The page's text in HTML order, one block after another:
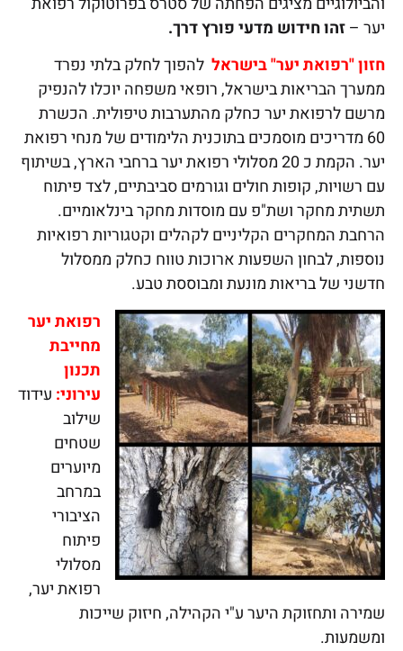
יער –זהו חידוש מדעי פורץ דרך.
חזון "רפואת יער" בישראל להפוך לחלק בלתי נפרד
ממערך הבריאות בישראל, רופאי משפחה יוכלו להנפיק
מרשם לרפואת יער כחלק מהתערבות טיפולית. הכשרת
60 מדריכים מוסמכים בתוכנית הלימודים של מנחי רפואת
יער. הקמת כ 20 מסלולי רפואת יער ברחבי הארץ, בשיתוף
עם רשויות, קופות חולים וגורמים סביבתיים, לצד פיתוח
תשתית מחקר ושת"פ עם מוסדות מחקר בינלאומיים.
הרחבת המחקרים הקליניים לקהלים וקטגוריות רפואיות
נוספות, לבחון השפעות ארוכות טווח כחלק ממסלול
חדשני של בריאות מונעת ומבוססת טבע.
רפואת יער
מחייבת
תכנון
עירוני: עידוד
שילוב
שטחים
מיוערים
במרחב
הציבורי
פיתוח
מסלולי
רפואת יער,
שמירה ותחזוקת היער ע"י הקהילה, חיזוק שייכות
ומשמעות.